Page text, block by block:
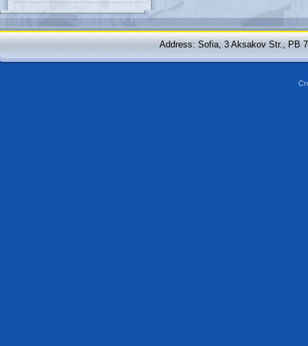
Address: Sofia, 3 Aksakov Str., PB